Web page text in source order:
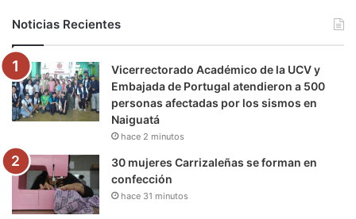
o
o
k
e
r
b
e
g
r
a
r
a
m
k
Noticias Recientes
Vicerrectorado Académico de la UCV y
Embajada de Portugal atendieron a 500
personas afectadas por los sismos en
Naiguatá
hace 2 minutos
30 mujeres Carrizaleñas se forman en
confección
hace 31 minutos